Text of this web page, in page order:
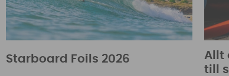
Starboard Foils 2026
Allt
till